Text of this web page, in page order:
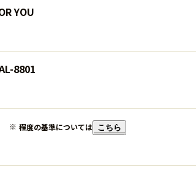
YOU
8801
程度の基準については こちら